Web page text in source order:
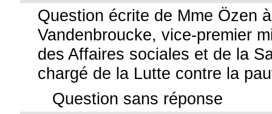
Question écrite de Mme Özen
Vandenbroucke, vice-premier
des Affaires sociales et de la
chargé de la Lutte contre la
Question sans réponse